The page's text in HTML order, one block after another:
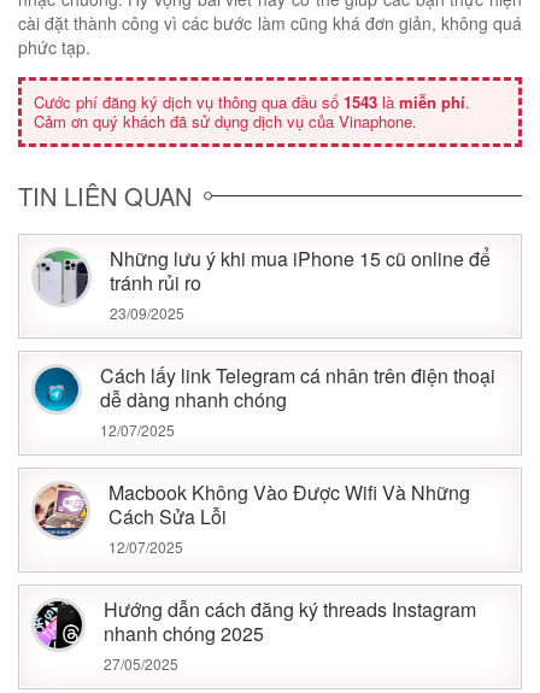
cài đặt thành công vì các bước làm cũng khá đơn giản, không quá
phức tạp.
Cước phí đăng ký dịch vụ thông qua đầu số 1543 là miễn phí.
Cảm ơn quý khách đã sử dụng dịch vụ của Vinaphone.
TIN LIÊN QUAN
Những lưu ý khi mua iPhone 15 cũ online để
tránh rủi ro
23/09/2025
Cách lấy link Telegram cá nhân trên điện thoại
dễ dàng nhanh chóng
12/07/2025
Macbook Không Vào Được Wifi Và Những
Cách Sửa Lỗi
12/07/2025
Hướng dẫn cách đăng ký threads Instagram
nhanh chóng 2025
27/05/2025